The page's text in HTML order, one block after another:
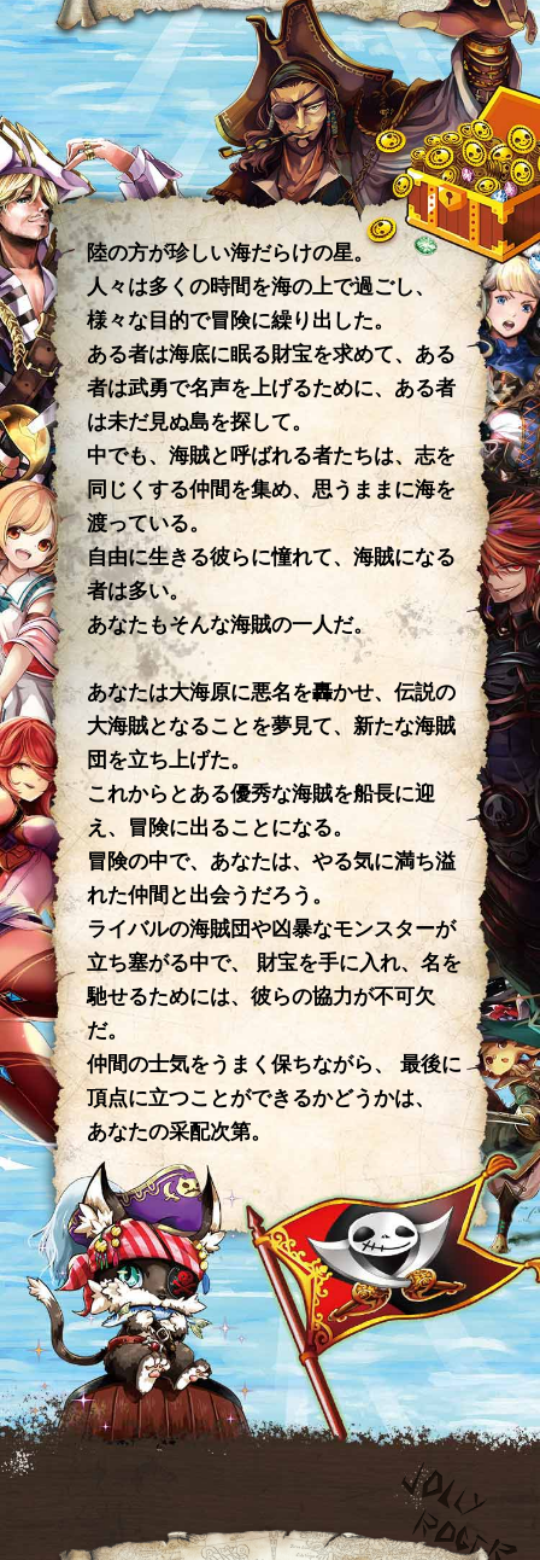
陸の方が珍しい海だらけの星。
人々は多くの時間を海の上で過ごし、
様々な目的で冒険に繰り出した。
ある者は海底に眠る財宝を求めて、ある
者は武勇で名声を上げるために、ある者
は未だ見ぬ島を探して。
中でも、海賊と呼ばれる者たちは、志を
同じくする仲間を集め、思うままに海を
渡っている。
自由に生きる彼らに憧れて、海賊になる
者は多い。
あなたもそんな海賊の一人だ。
あなたは大海原に悪名を轟かせ、伝説の
大海賊となることを夢見て、新たな海賊
団を立ち上げた。
これからとある優秀な海賊を船長に迎
え、冒険に出ることになる。
冒険の中で、あなたは、やる気に満ち溢
れた仲間と出会うだろう。
ライバルの海賊団や凶暴なモンスターが
立ち塞がる中で、
財宝を手に入れ、名を
馳せるためには、彼らの協力が不可欠
だ。
仲間の士気をうまく保ちながら、
最後に
頂点に立つことができるかどうかは、
あなたの采配次第。